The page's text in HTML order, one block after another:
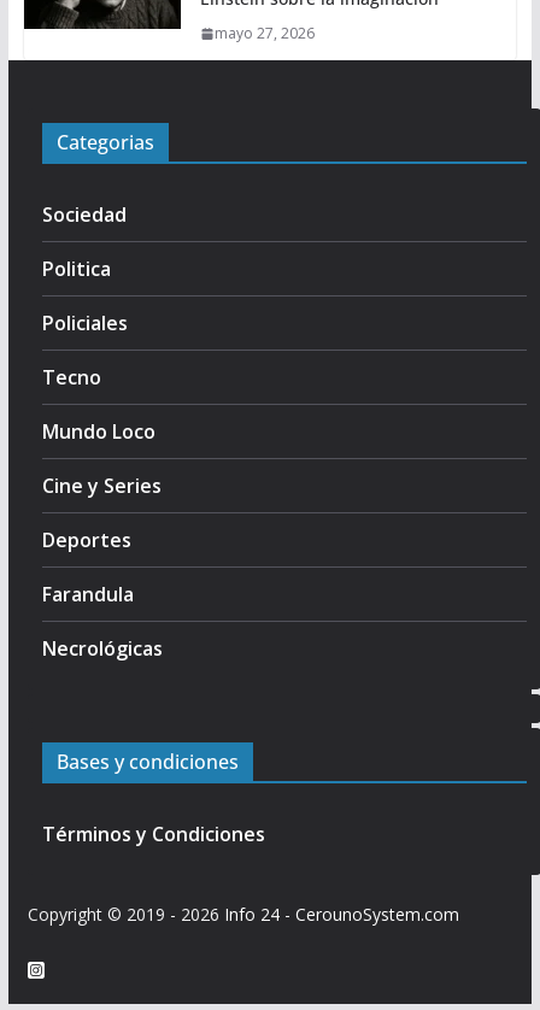
mayo 27, 2026
Categorias
Sociedad
Politica
Policiales
Tecno
Mundo Loco
Cine y Series
Deportes
Farandula
Necrológicas
Bases y condiciones
Términos y Condiciones
Copyright © 2019 - 2026 Info 24- CerounoSystem.com